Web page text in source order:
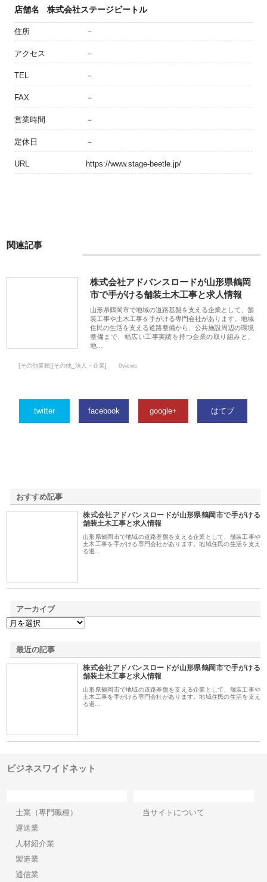
店舗名 株式会社ステージビートル
住所 －
アクセス －
TEL －
FAX －
営業時間 －
定休日 －
URL https://www.stage-beetle.jp/
関連記事
株式会社アドバンスロードが山形県鶴岡
市で手がける舗装土木工事と求人情報
山形県鶴岡市で地域の道路基盤を支える企業として、舗
装工事や土木工事を手がける専門会社があります。地域
住民の生活を支える道路整備から、公共施設周辺の環境
整備まで、幅広い工事実績を持つ企業の取り組みと、
地…
[その他業種][その他_法人・企業] 0views
twitter facebook google+ はてブ
おすすめ記事
株式会社アドバンスロードが山形県鶴岡市で手がける
舗装土木工事と求人情報
山形県鶴岡市で地域の道路基盤を支える企業として、舗装工事や
土木工事を手がける専門会社があります。地域住民の生活を支え
る道…
アーカイブ
最近の記事
株式会社アドバンスロードが山形県鶴岡市で手がける
舗装土木工事と求人情報
山形県鶴岡市で地域の道路基盤を支える企業として、舗装工事や
土木工事を手がける専門会社があります。地域住民の生活を支え
る道…
ビジネスワイドネット
士業（専門職種）
運送業
人材紹介業
製造業
通信業
当サイトについて